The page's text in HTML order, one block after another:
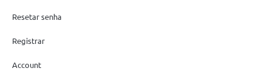
Resetar senha
Registrar
Account